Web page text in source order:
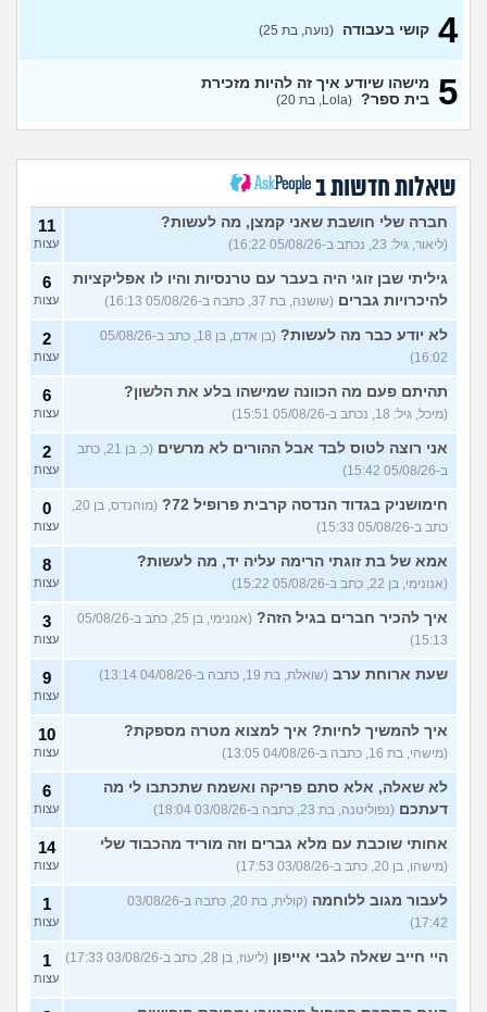
בת 26 מרגישה אבודה
26)
(מתעניינת, בת 25)
במה לעבוד? (אנונימי, בן 17)
שחוק עד דמעות מעבודה
זמנית: האם לחתום אבטלה
ולהשקיע בהייטק או למצוא
עבודה אחרת?
(סטודנט, בן 22)
3
איך מוצאים עבודה בעיר שלי?
(אסי, בן 38)
5
עצות
האם כדאי עגלות באמריקה/
קוסמטיקה?
(אנגל, בת 22)
3
עצות
מסיימת תואר במדמח ולא
יודעת לאן להמשיך מפה
בת 23)
3
עצות
שאלות על המקצוע של הנהלת
חשבונות (מישהי, בת 30)
5
עצות
איך לשפר את הנושא
התעסוקתי? (אנונימית, בת 27)
4
עצות
איך להבין מה הכיוון שלי?
(אנונימית, בת 21)
4
עצות
עוד שאלות חדשות במדור
4 קושי בעבודה (נועה, בת 25)
5
מישהו שיודע איך זה להיות מזכירת
בית ספר? (Lola, בת 20)
שאלות חדשות ב
חברה שלי חושבת שאני קמצן, מה לעשות?
(ליאור, גיל: 23, נכתב ב-05/08/26 16:22)
11
עצות
גיליתי שבן זוגי היה בעבר עם טרנסיות והיו לו אפליקציות
להיכרויות גברים (שושנה, בת 37, כתבה ב-05/08/26 16:13)
6
עצות
לא יודע כבר מה לעשות?
(בן אדם, בן 18, כתב ב-05/08/26
16:02)
2
עצות
תהיתם פעם מה הכוונה שמישהו בלע את הלשון?
(מיכל, גיל: 18, נכתב ב-05/08/26 15:51)
6
עצות
אני רוצה לטוס לבד אבל ההורים לא מרשים
(כ, בן 21, כתב
ב-05/08/26 15:42)
2
עצות
חימושניק בגדוד הנדסה קרבית פרופיל 72?
(מוהנדס, בן 20,
כתב ב-05/08/26 15:33)
0
עצות
אמא של בת זוגתי הרימה עליה יד, מה לעשות?
(אנונימי, בן 22, כתב ב-05/08/26 15:22)
8
עצות
איך להכיר חברים בגיל הזה?
(אנונימי, בן 25, כתב ב-05/08/26
15:13)
3
עצות
שעת ארוחת ערב (שואלת, בת 19, כתבה ב-04/08/26 13:14) 9
עצות
איך להמשיך לחיות? איך למצוא מטרה מספקת?
(מישהי, בת 16, כתבה ב-04/08/26 13:05)
10
עצות
לא שאלה, אלא סתם פריקה ואשמח שתכתבו לי מה
דעתכם (נפוליטנה, בת 23, כתבה ב-03/08/26 18:04)
6
עצות
אחותי שוכבת עם מלא גברים וזה מוריד מהכבוד שלי
(מישהו, בן 20, כתב ב-03/08/26 17:53)
14
עצות
לעבור מגוב ללוחמה
(קולית, בת 20, כתבה ב-03/08/26
17:42)
1
עצות
היי חייב שאלה לגבי אייפון (ליעוז, בן 28, כתב ב-03/08/26 17:33) 1
עצות